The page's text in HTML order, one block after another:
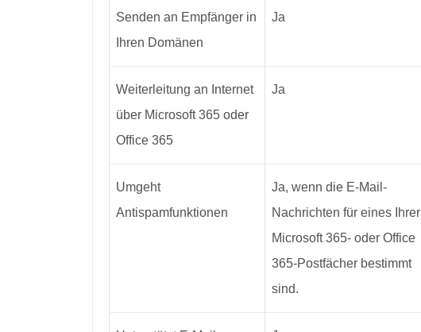
Senden an Empfänger in
Ihren Domänen
Ja
Weiterleitung an Internet
über Microsoft 365 oder
Office 365
Ja
Umgeht
Antispamfunktionen
Ja, wenn die E-Mail-
Nachrichten für eines Ihrer
Microsoft 365- oder Office
365-Postfächer bestimmt
sind.